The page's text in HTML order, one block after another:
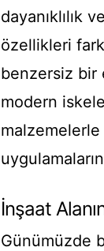
dayanıklılık
özellikleri
benzersiz bir
modern
İnşaat
Günümüzde